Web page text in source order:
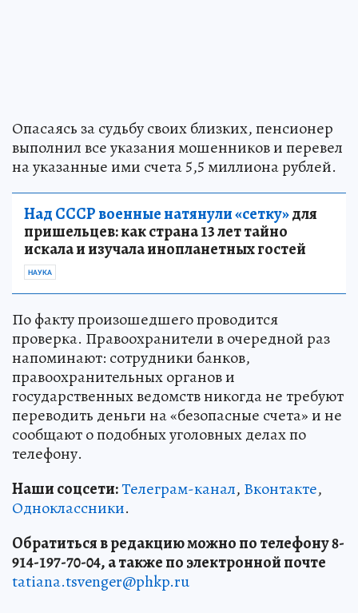
Опасаясь за судьбу своих близких, пенсионер
выполнил все указания мошенников и перевел
на указанные ими счета 5,5 миллиона рублей.
Над СССР военные натянули «сетку»для
пришельцев: как страна 13 лет тайно
искала и изучала инопланетных гостей
НАУКА
По факту произошедшего проводится
проверка. Правоохранители в очередной раз
напоминают: сотрудники банков,
правоохранительных органов и
государственных ведомств никогда не требуют
переводить деньги на «безопасные счета» и не
сообщают о подобных уголовных делах по
телефону.
Наши соцсети:Телеграм-канал, Вконтакте,
Одноклассники.
Обратиться в редакцию можно по телефону 8-
914-197-70-04, а также по электронной почте
tatiana.tsvenger@phkp.ru